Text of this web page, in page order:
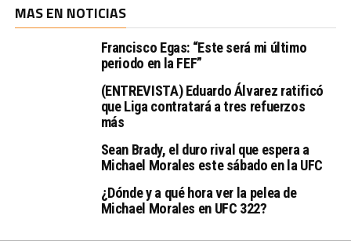
MAS EN NOTICIAS
Francisco Egas: “Este será mi último
periodo en la FEF”
(ENTREVISTA) Eduardo Álvarez ratificó
que Liga contratará a tres refuerzos
más
Sean Brady, el duro rival que espera a
Michael Morales este sábado en la UFC
¿Dónde y a qué hora ver la pelea de
Michael Morales en UFC 322?